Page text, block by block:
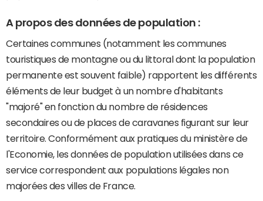
A propos des données de population :
Certaines communes (notamment les communes
touristiques de montagne ou du littoral dont la population
permanente est souvent faible) rapportent les différents
éléments de leur budget à un nombre d'habitants
"majoré" en fonction du nombre de résidences
secondaires ou de places de caravanes figurant sur leur
territoire. Conformément aux pratiques du ministère de
l'Economie, les données de population utilisées dans ce
service correspondent aux populations légales non
majorées des villes de France.